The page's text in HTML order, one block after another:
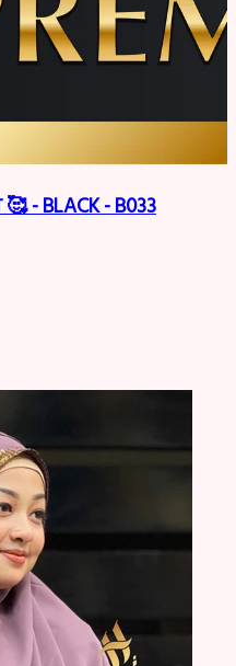
- BLACK - B033